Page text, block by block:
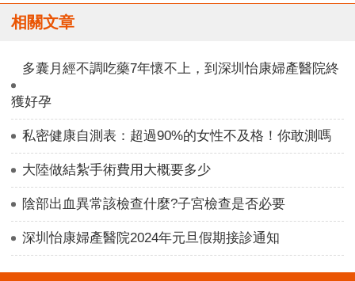
相關文章
多囊月經不調吃藥7年懷不上，到深圳怡康婦產醫院終
獲好孕
私密健康自測表：超過90%的女性不及格！你敢測嗎
大陸做結紮手術費用大概要多少
陰部出血異常該檢查什麼?子宮檢查是否必要
深圳怡康婦產醫院2024年元旦假期接診通知